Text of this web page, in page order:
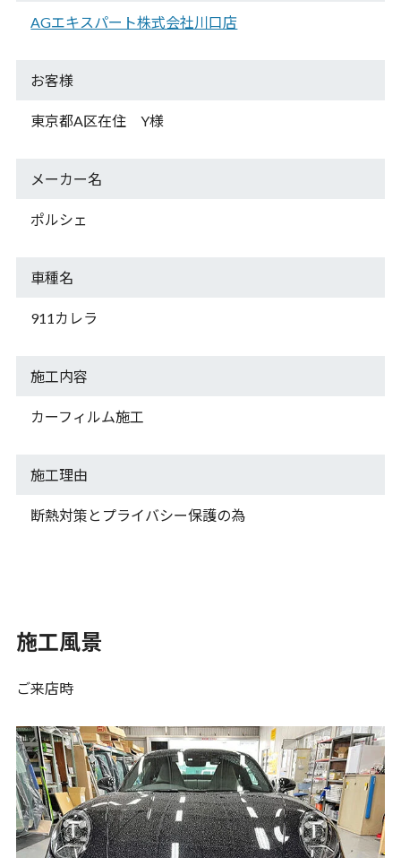
AGエキスパート株式会社川口店
お客様
東京都A区在住 Y様
メーカー名
ポルシェ
車種名
911カレラ
施工内容
カーフィルム施工
施工理由
断熱対策とプライバシー保護の為
施工風景
ご来店時